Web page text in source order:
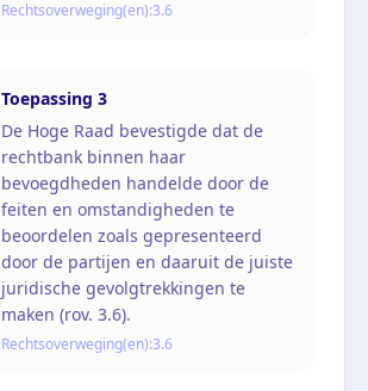
Rechtsoverweging(en):3.6
Toepassing 3
De Hoge Raad bevestigde dat de
rechtbank binnen haar
bevoegdheden handelde door de
feiten en omstandigheden te
beoordelen zoals gepresenteerd
door de partijen en daaruit de juiste
juridische gevolgtrekkingen te
maken (rov. 3.6).
Rechtsoverweging(en):3.6